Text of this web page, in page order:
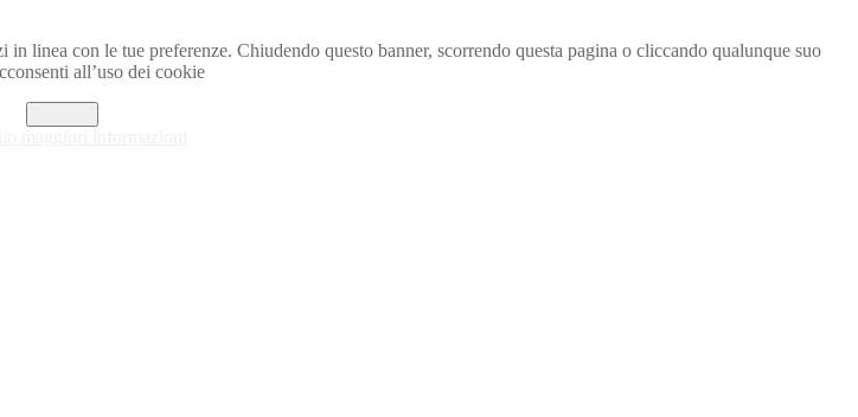
linea con le tue preferenze. Chiudendo questo banner, scorrendo questa pagina o cliccando qualunque suo
all’uso dei cookie